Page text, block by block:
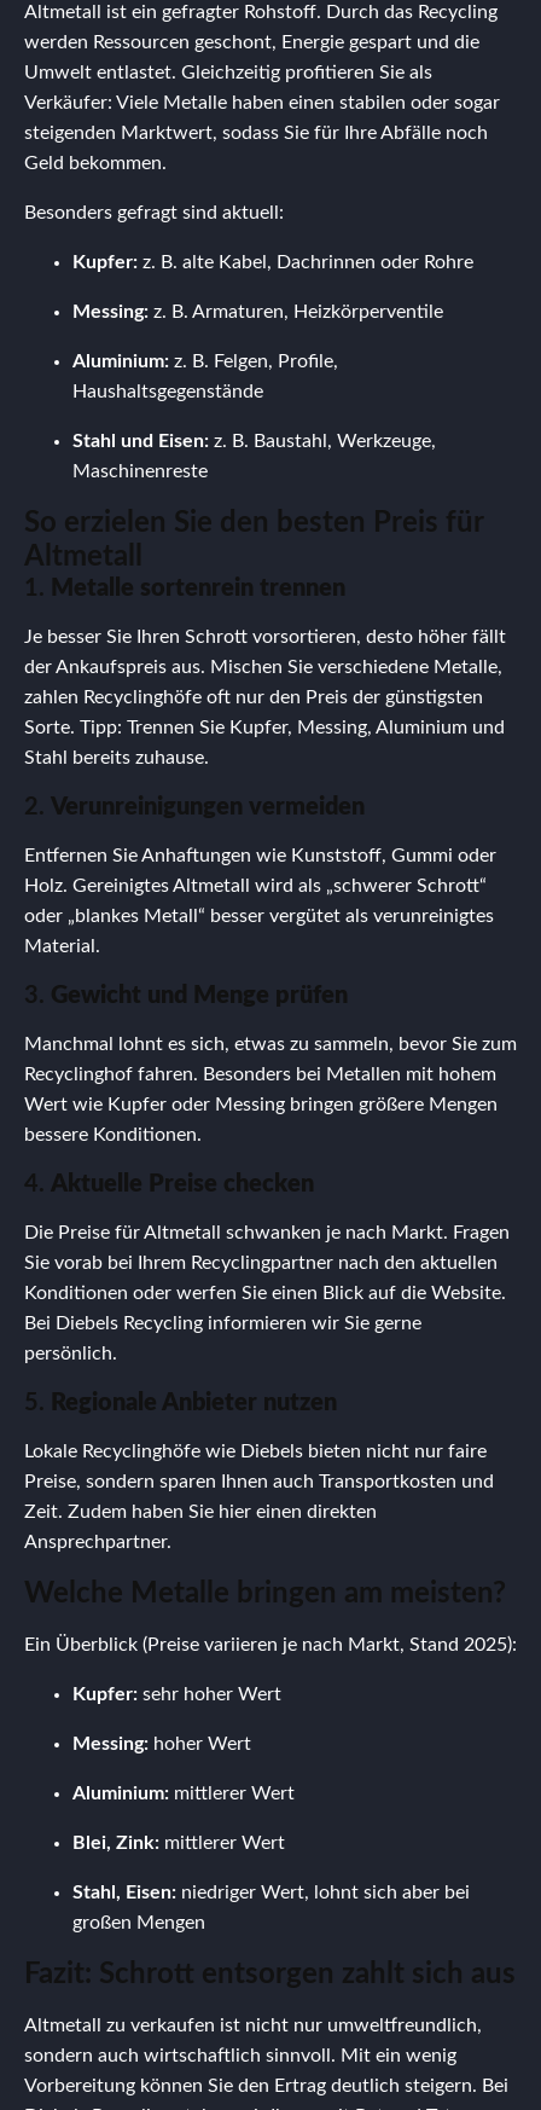
Altmetall ist ein gefragter Rohstoff. Durch das Recycling
werden Ressourcen geschont, Energie gespart und die
Umwelt entlastet. Gleichzeitig profitieren Sie als
Verkäufer: Viele Metalle haben einen stabilen oder sogar
steigenden Marktwert, sodass Sie für Ihre Abfälle noch
Geld bekommen.
Besonders gefragt sind aktuell:
Kupfer: z. B. alte Kabel, Dachrinnen oder Rohre
Messing: z. B. Armaturen, Heizkörperventile
Aluminium: z. B. Felgen, Profile,
Haushaltsgegenstände
Stahl und Eisen: z. B. Baustahl, Werkzeuge,
Maschinenreste
So erzielen Sie den besten Preis für
Altmetall
1. Metalle sortenrein trennen
Je besser Sie Ihren Schrott vorsortieren, desto höher fällt
der Ankaufspreis aus. Mischen Sie verschiedene Metalle,
zahlen Recyclinghöfe oft nur den Preis der günstigsten
Sorte. Tipp: Trennen Sie Kupfer, Messing, Aluminium und
Stahl bereits zuhause.
2. Verunreinigungen vermeiden
Entfernen Sie Anhaftungen wie Kunststoff, Gummi oder
Holz. Gereinigtes Altmetall wird als „schwerer Schrott“
oder „blankes Metall“ besser vergütet als verunreinigtes
Material.
3. Gewicht und Menge prüfen
Manchmal lohnt es sich, etwas zu sammeln, bevor Sie zum
Recyclinghof fahren. Besonders bei Metallen mit hohem
Wert wie Kupfer oder Messing bringen größere Mengen
bessere Konditionen.
4. Aktuelle Preise checken
Die Preise für Altmetall schwanken je nach Markt. Fragen
Sie vorab bei Ihrem Recyclingpartner nach den aktuellen
Konditionen oder werfen Sie einen Blick auf die Website.
Bei Diebels Recycling informieren wir Sie gerne
persönlich.
5. Regionale Anbieter nutzen
Lokale Recyclinghöfe wie Diebels bieten nicht nur faire
Preise, sondern sparen Ihnen auch Transportkosten und
Zeit. Zudem haben Sie hier einen direkten
Ansprechpartner.
Welche Metalle bringen am meisten?
Ein Überblick (Preise variieren je nach Markt, Stand 2025):
Kupfer: sehr hoher Wert
Messing: hoher Wert
Aluminium: mittlerer Wert
Blei, Zink: mittlerer Wert
Stahl, Eisen: niedriger Wert, lohnt sich aber bei
großen Mengen
Fazit: Schrott entsorgen zahlt sich aus
Altmetall zu verkaufen ist nicht nur umweltfreundlich,
sondern auch wirtschaftlich sinnvoll. Mit ein wenig
Vorbereitung können Sie den Ertrag deutlich steigern. Bei